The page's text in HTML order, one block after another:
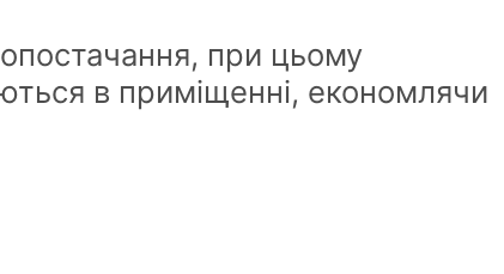
при цьому
в приміщенні, економлячи